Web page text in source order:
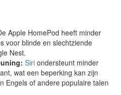
Apple HomePod heeft minder
voor blinde en slechtziende
Nest.
Siri ondersteunt minder
wat een beperking kan zijn
Engels of andere populaire talen